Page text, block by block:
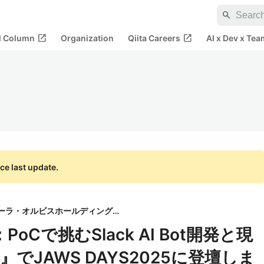
search
Column open_in_new Organization Qiita Careers open_in_new AI x Dev x
last update.
株式会社ポーラ・オルビスホールディングス
PoCで挑むSlack AI Bot開発と現
でJAWS DAYS2025に登壇しま